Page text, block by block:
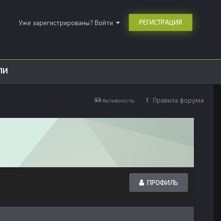
Уже зарегистрированы? Войти РЕГИСТРАЦИЯ
Активность Правила форума
ПРОФИЛЬ